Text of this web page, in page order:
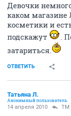
Девочки
каком
косметики и
подскажут
.
затариться.
ОТВЕТИТЬ
Татьяна Л.
Анонимный пользователь
14 апреля 2010 TM